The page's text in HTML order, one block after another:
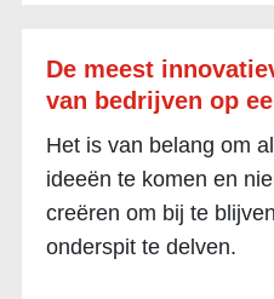
De meest
van bedrijven op
Het is van belang om
ideeën te komen en
creëren om bij te
onderspit te delven.